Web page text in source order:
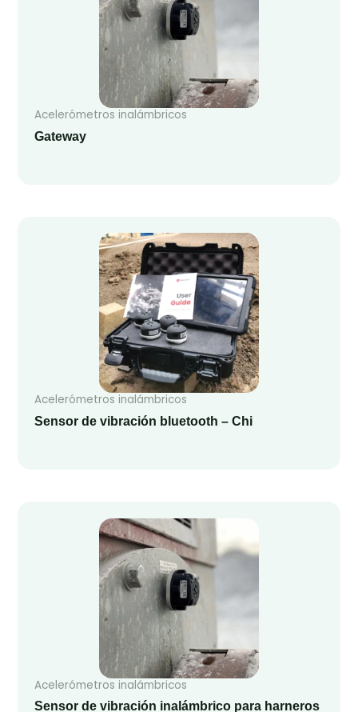
Acelerómetros inalámbricos
Gateway
Acelerómetros inalámbricos
Sensor de vibración bluetooth – Chi
Acelerómetros inalámbricos
Sensor de vibración inalámbrico para harneros